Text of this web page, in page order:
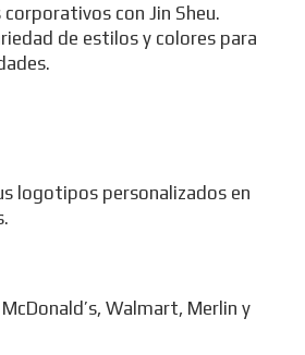
con Jin Sheu.
de estilos y colores para
logotipos personalizados en
Walmart, Merlin y